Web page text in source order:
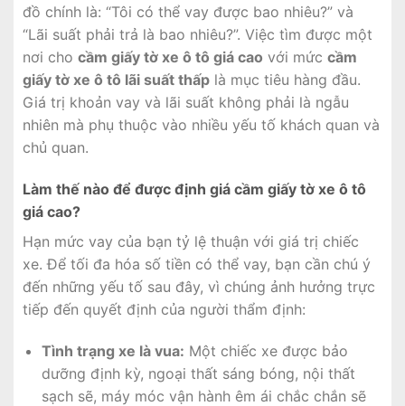
đồ chính là: “Tôi có thể vay được bao nhiêu?” và
“Lãi suất phải trả là bao nhiêu?”. Việc tìm được một
nơi cho cầm giấy tờ xe ô tô giá cao với mức cầm
giấy tờ xe ô tô lãi suất thấp là mục tiêu hàng đầu.
Giá trị khoản vay và lãi suất không phải là ngẫu
nhiên mà phụ thuộc vào nhiều yếu tố khách quan và
chủ quan.
Làm thế nào để được định giá cầm giấy tờ xe ô tô
giá cao?
Hạn mức vay của bạn tỷ lệ thuận với giá trị chiếc
xe. Để tối đa hóa số tiền có thể vay, bạn cần chú ý
đến những yếu tố sau đây, vì chúng ảnh hưởng trực
tiếp đến quyết định của người thẩm định:
Tình trạng xe là vua: Một chiếc xe được bảo
dưỡng định kỳ, ngoại thất sáng bóng, nội thất
sạch sẽ, máy móc vận hành êm ái chắc chắn sẽ